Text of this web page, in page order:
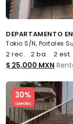
DEPARTAMENTO
Tokio S/N, Portales
2 rec. 2 ba. 2 est.
$ 25,000 MXN
30%
COMPATIBLE
Slide 1 of 5